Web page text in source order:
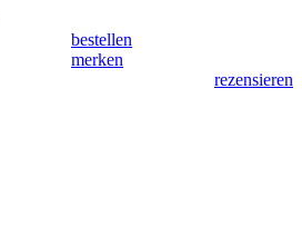
bestellen
merken
rezensieren